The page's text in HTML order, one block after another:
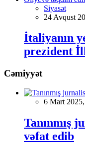
Siyasət
24 Avqust
İtaliyanın
prezident
Cəmiyyət
6 Mart
Tanınmış
vəfat edib